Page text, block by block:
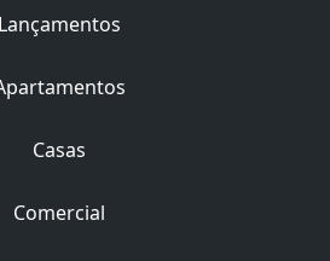
Lançamentos
Casas
Comercial